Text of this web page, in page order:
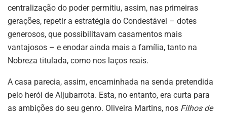
centralização do poder permitiu, assim, nas primeiras
gerações, repetir a estratégia do Condestável – dotes
generosos, que possibilitavam casamentos mais
vantajosos – e enodar ainda mais a família, tanto na
Nobreza titulada, como nos laços reais.
A casa parecia, assim, encaminhada na senda pretendida
pelo herói de Aljubarrota. Esta, no entanto, era curta para
as ambições do seu genro. Oliveira Martins, nos Filhos de